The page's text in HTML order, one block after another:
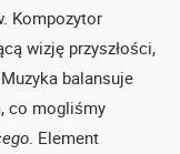
Kompozytor
wizję przyszłości,
balansuje
co mogliśmy
. Element